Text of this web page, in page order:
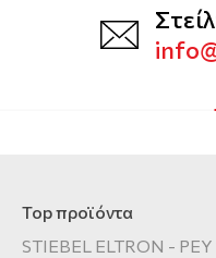
Top προϊόντα
STIEBEL ELTRON -